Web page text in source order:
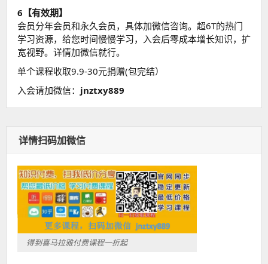
6【有效期】
会员分年会员和永久会员，具体加微信咨询。超6T的热门
学习资源，给您时间慢慢学习，入会后零成本增长知识，扩
宽视野。详情加微信就行。
单个课程收取9.9-30元捐赠(包完结）
入会请加微信： jnztxy889
详情扫码加微信
得到喜马拉雅付费课程一折起